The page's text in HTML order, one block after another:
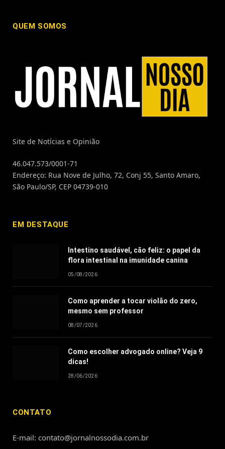
QUEM SOMOS
Site de Notícias e Opinião
46.047.573/0001-71
Endereço: Rua Nove de Julho, 72, Conj 55, Santo Amaro,
São Paulo/SP, CEP 04739-010
EM DESTAQUE
Intestino saudável, cão feliz: o papel da
flora intestinal na imunidade canina
05/08/2026
Como aprender a tocar violão do zero,
mesmo sem professor
08/07/2026
Como escolher advogado online? Veja 9
dicas!
28/06/2026
CONTATO
E-mail: contato@jornalnossodia.com.br